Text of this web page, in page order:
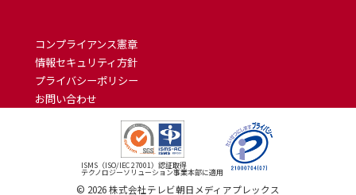
コンプライアンス憲章
情報セキュリティ方針
プライバシーポリシー
お問い合わせ
ISMS（ISO/IEC 27001）認証取得
テクノロジーソリューション事業本部に適用
© 2026株式会社テレビ朝日メディアプレックス